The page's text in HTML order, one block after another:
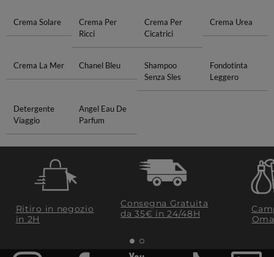
Crema Solare
Crema Per
Ricci
Crema Per
Cicatrici
Crema Urea
Crema La Mer Chanel Bleu
Shampoo
Senza Sles
Fondotinta
Leggero
Detergente
Viaggio
Angel Eau De
Parfum
Ritiro in negozio
in 2H
Consegna Gratuita
da 35€​ in 24/48H